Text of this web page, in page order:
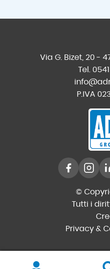
Via G. Bizet, 20 -
Tel.
P.IVA
©
Tutti i
Privacy &